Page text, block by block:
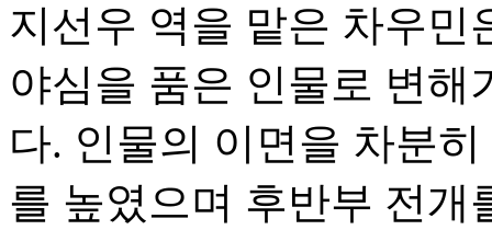
지선우 역을 맡은 차우민
야심을 품은 인물로 변
다. 인물의 이면을 차분
를 높였으며 후반부 전개